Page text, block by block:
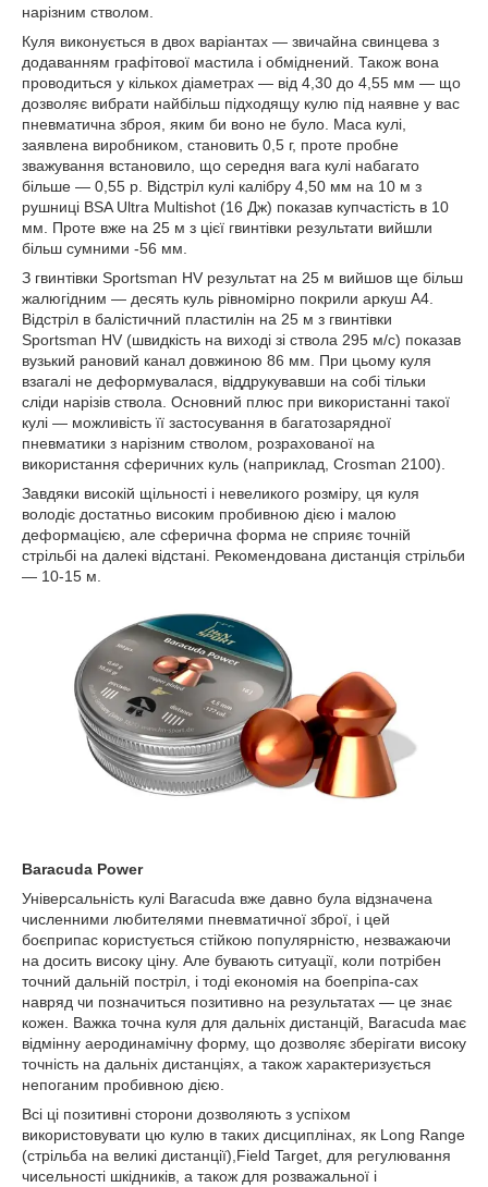
нарізним стволом.
Куля виконується в двох варіантах — звичайна свинцева з
додаванням графітової мастила і обміднений. Також вона
проводиться у кількох діаметрах — від 4,30 до 4,55 мм — що
дозволяє вибрати найбільш підходящу кулю під наявне у вас
пневматична зброя, яким би воно не було. Маса кулі,
заявлена виробником, становить 0,5 г, проте пробне
зважування встановило, що середня вага кулі набагато
більше — 0,55 р. Відстріл кулі калібру 4,50 мм на 10 м з
рушниці BSA Ultra Multishot (16 Дж) показав купчастість в 10
мм. Проте вже на 25 м з цієї гвинтівки результати вийшли
більш сумними -56 мм.
З гвинтівки Sportsman HV результат на 25 м вийшов ще більш
жалюгідним — десять куль рівномірно покрили аркуш А4.
Відстріл в балістичний пластилін на 25 м з гвинтівки
Sportsman HV (швидкість на виході зі ствола 295 м/с) показав
вузький рановий канал довжиною 86 мм. При цьому куля
взагалі не деформувалася, віддрукувавши на собі тільки
сліди нарізів ствола. Основний плюс при використанні такої
кулі — можливість її застосування в багатозарядної
пневматики з нарізним стволом, розрахованої на
використання сферичних куль (наприклад, Crosman 2100).
Завдяки високій щільності і невеликого розміру, ця куля
володіє достатньо високим пробивною дією і малою
деформацією, але сферична форма не сприяє точній
стрільбі на далекі відстані. Рекомендована дистанція стрільби
— 10-15 м.
Baracuda Power
Універсальність кулі Baracuda вже давно була відзначена
численними любителями пневматичної зброї, і цей
боєприпас користується стійкою популярністю, незважаючи
на досить високу ціну. Але бувають ситуації, коли потрібен
точний дальній постріл, і тоді економія на боепріпа-сах
навряд чи позначиться позитивно на результатах — це знає
кожен. Важка точна куля для дальніх дистанцій, Baracuda має
відмінну аеродинамічну форму, що дозволяє зберігати високу
точність на дальніх дистанціях, а також характеризується
непоганим пробивною дією.
Всі ці позитивні сторони дозволяють з успіхом
використовувати цю кулю в таких дисциплінах, як Long Range
(стрільба на великі дистанції),Field Target, для регулювання
чисельності шкідників, а також для розважальної і